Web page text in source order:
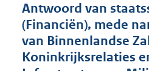
Antwoord van
(Financiën), mede
van Binnenlandse
Koninkrijksrelaties